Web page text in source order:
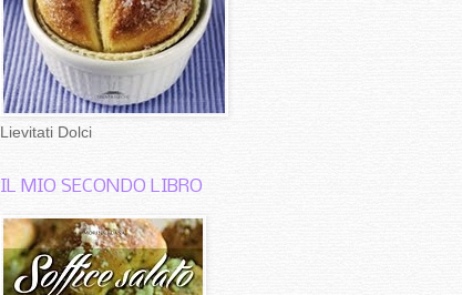
Lievitati Dolci
IL MIO SECONDO LIBRO